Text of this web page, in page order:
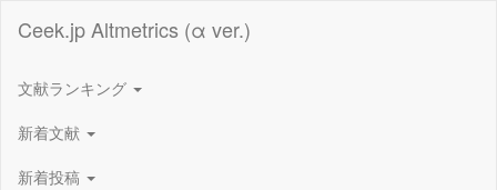
Ceek.jp Altmetrics (α ver.)
文献ランキング
新着文献
新着投稿